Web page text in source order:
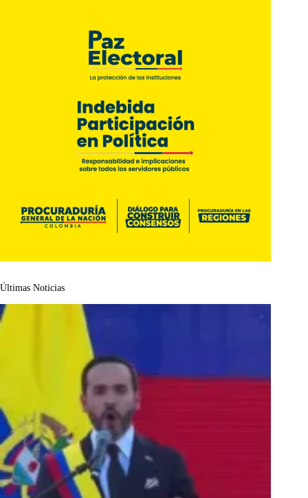
Últimas Noticias